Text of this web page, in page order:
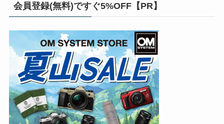
会員登録(無料)ですぐ5%OFF【PR】